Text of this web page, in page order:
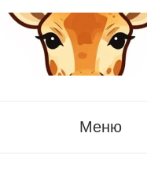
Меню